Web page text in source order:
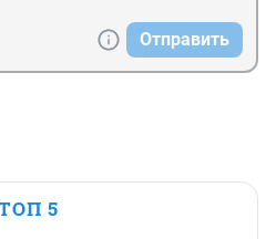
Отправить
5